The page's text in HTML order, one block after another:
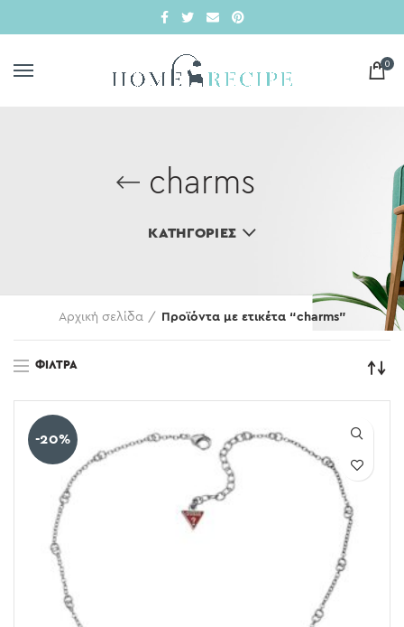
0
charms
ΚΑΤΗΓΟΡΊΕΣ
Αρχική σελίδα Προϊόντα με ετικέτα “charms”
ΦΊΛΤΡΑ
-20%